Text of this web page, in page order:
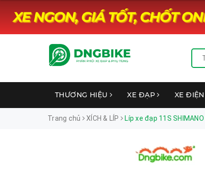
THƯƠNG HIỆU XE ĐẠP XE
Trang chủ XÍCH & LÍP Líp xe đạp 11S